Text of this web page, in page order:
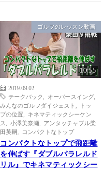
ゴルフのレッスン動画
10:55
2019.09.02
テークバック
オーバースイング
みんなのゴルフダイジェスト
トッ
プの位置
キネマティックシーケン
ス
小澤美奈瀬
アンタッチャブル柴
田英嗣
コンパクトなトップ
コンパクトなトップで飛距離
を伸ばす『ダブルパラレルド
リル』でキネマティックシー